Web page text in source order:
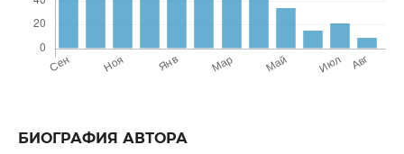
БИОГРАФИЯ АВТОРА